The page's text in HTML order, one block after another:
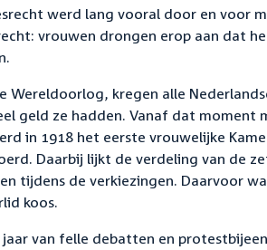
werd lang vooral door en voor
vrouwen drongen erop aan dat
Wereldoorlog, kregen alle
geld ze hadden. Vanaf dat moment
in 1918 het eerste vrouwelijke
Daarbij lijkt de verdeling van de
tijdens de verkiezingen. Daarvoor
koos.
van felle debatten en